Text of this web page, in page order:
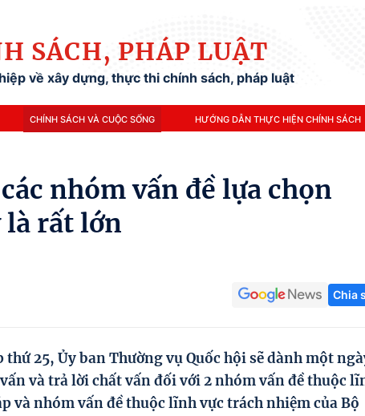
SÁCH, PHÁP LUẬT
về xây dựng, thực thi chính sách, pháp luật
CHÍNH SÁCH VÀ CUỘC SỐNG HƯỚNG DẪN THỰC HIỆN CHÍNH SÁCH
nhóm vấn đề lựa chọn
là rất lớn
Chia
25, Ủy ban Thường vụ Quốc hội sẽ dành một
và trả lời chất vấn đối với 2 nhóm vấn đề thuộc
và nhóm vấn đề thuộc lĩnh vực trách nhiệm của Bộ